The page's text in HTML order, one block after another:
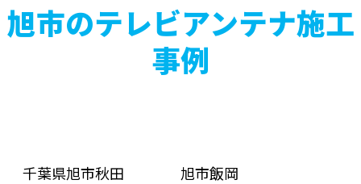
旭市のテレビアンテナ施工
事例
千葉県旭市秋田 旭市飯岡